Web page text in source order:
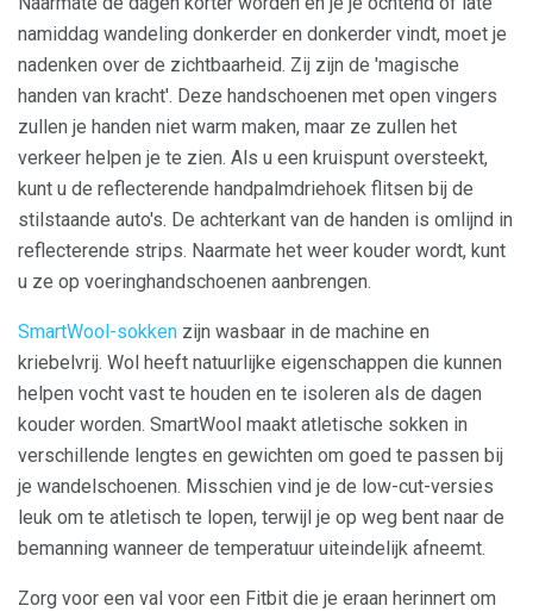
namiddag wandeling donkerder en donkerder vindt, moet je
nadenken over de zichtbaarheid. Zij zijn de 'magische
handen van kracht'. Deze handschoenen met open vingers
zullen je handen niet warm maken, maar ze zullen het
verkeer helpen je te zien. Als u een kruispunt oversteekt,
kunt u de reflecterende handpalmdriehoek flitsen bij de
stilstaande auto's. De achterkant van de handen is omlijnd in
reflecterende strips. Naarmate het weer kouder wordt, kunt
u ze op voeringhandschoenen aanbrengen.
SmartWool-sokken zijn wasbaar in de machine en
kriebelvrij. Wol heeft natuurlijke eigenschappen die kunnen
helpen vocht vast te houden en te isoleren als de dagen
kouder worden. SmartWool maakt atletische sokken in
verschillende lengtes en gewichten om goed te passen bij
je wandelschoenen. Misschien vind je de low-cut-versies
leuk om te atletisch te lopen, terwijl je op weg bent naar de
bemanning wanneer de temperatuur uiteindelijk afneemt.
Zorg voor een val voor een Fitbit die je eraan herinnert om